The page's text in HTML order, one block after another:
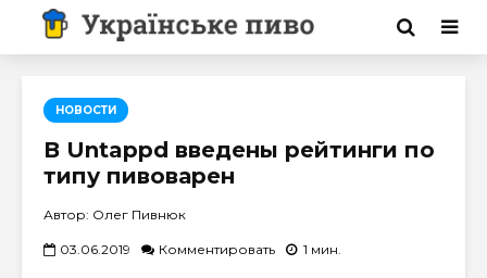
НОВОСТИ
В Untappd введены рейтинги по
типу пивоварен
Автор: Олег Пивнюк
03.06.2019 Комментировать 1 мин.